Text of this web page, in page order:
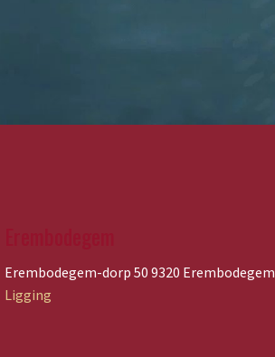
Erembodegem-dorp 50 9320 Erembodegem
Ligging